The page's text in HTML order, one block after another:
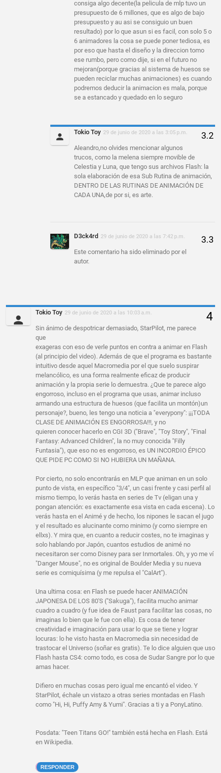
consiga algo decente(la pelicula de mlp tuvo un
presupuesto de 6 millones, que es algo de bajo
presupuesto y au asi se consiguio un buen
resultado) por lo que asun si es facil, con solo 5 o
6 animadores la cosa se puede poner tediosa, es
por eso que hasta el diseño y la direccion tomo
ese rumbo, pero como dije, si en el futuro no
mejoran(porque gracias al sistema de huesos se
pueden reciclar muchas animaciones) es cuando
podremos deducir la animacion es mala, porque
se a estancado y quedado en lo seguro
Tokio Toy 29 de junio de 2020 a las 3:05 p.m.
Aleandro,no olvides mencionar algunos
trucos, como la melena siempre movible de
Celestia y Luna, que tengo sus archivos Flash: la
sola elaboración de esa Sub Rutina de animación,
DENTRO DE LAS RUTINAS DE ANIMACIÓN DE
CADA UNA,de por si, es arte.
D3ck4rd 29 de junio de 2020 a las 7:42 p.m.
Este comentario ha sido eliminado por el
autor.
Tokio Toy 29 de junio de 2020 a las 10:03 a.m.
Sin ánimo de despotricar demasiado, StarPilot, me parece
que
exageras con eso de verle puntos en contra a animar en Flash
(al principio del video). Además de que el programa es bastante
intuitivo desde aquel Macromedia por el que suelo suspirar
melancólico, es una forma realmente eficaz de producir
animación y la propia serie lo demuestra. ¿Que te parece algo
engorroso, incluso en el programa que usas, animar incluso
armando una estructura de huesos (que facilita un montón)un
personaje?, bueno, les tengo una noticia a "everypony": ¡¡¡TODA
CLASE DE ANIMACIÓN ES ENGORROSA!!!, y no
quieren conocer hacerlo en CGI 3D ("Brave", "Toy Story", "Final
Fantasy: Advanced Children", la no muy conocida "Filly
Funtasia"), que eso no es engorroso, es UN INCORDIO ÉPICO
QUE PIDE PC COMO SI NO HUBIERA UN MAÑANA.
Por cierto, no solo encontrarás en MLP que animan en un solo
punto de vista, en específico "3/4", un casi frente y casi perfil al
mismo tiempo, lo verás hasta en series de Tv (eligan una y
pongan atención: es exactamente esa vista en cada escena). Lo
verás hasta en el Animé y de hecho, los nipones le sacan el jugo
y el resultado es alucinante como minimo (y como siempre en
ellxs). Y mira que, en cuanto a reducir costes, no te imaginas y
solo hablando por Japón, cuantos estudios de animé no
necesitaron ser como Disney para ser Inmortales. Oh, y yo me ví
"Danger Mouse", no es original de Boulder Media y su nueva
serie es comiquísima (y me repulsa el "CalArt").
Una ultima cosa: en Flash se puede hacer ANIMACIÓN
JAPONESA DE LOS 80'S ("Sakuga"), facilita mucho animar
cuadro a cuadro (y fue idea de Faust para facilitar las cosas, no
imaginas lo bien que le fue con ella). Es cosa de tener
creatividad e imaginación para usar lo que se tiene y lograr
locuras: lo he visto hasta en Macromedia sin necesidad de
trastocar el Universo (soñar es gratis). Te lo dice alguien que uso
Flash hasta CS4: como todo, es cosa de Sudar Sangre por lo que
amas hacer.
Difiero en muchas cosas pero igual me encantó el video. Y
StarPilot, échale un vistazo a otras series montadas en Flash
como "Hi, Hi, Puffy Amy & Yumi". Gracias a ti y a PonyLatino.
Posdata: "Teen Titans GO!" también está hecha en Flash. Está
en Wikipedia.
RESPONDER